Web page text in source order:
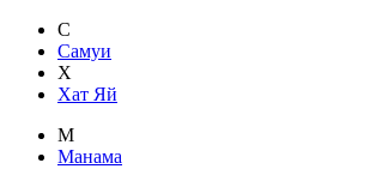
С
Самуи
Х
Хат Яй
М
Манама